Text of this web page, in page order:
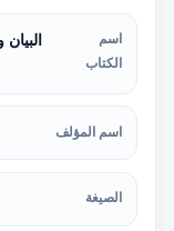
اسم
الكتاب
اسم المؤلف
الصيغة